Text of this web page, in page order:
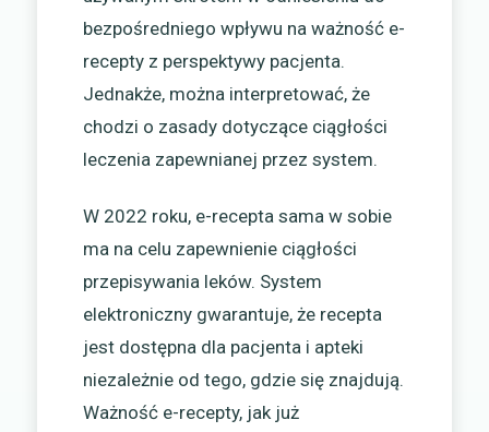
bezpośredniego wpływu na ważność e-
recepty z perspektywy pacjenta.
Jednakże, można interpretować, że
chodzi o zasady dotyczące ciągłości
leczenia zapewnianej przez system.
W 2022 roku, e-recepta sama w sobie
ma na celu zapewnienie ciągłości
przepisywania leków. System
elektroniczny gwarantuje, że recepta
jest dostępna dla pacjenta i apteki
niezależnie od tego, gdzie się znajdują.
Ważność e-recepty, jak już